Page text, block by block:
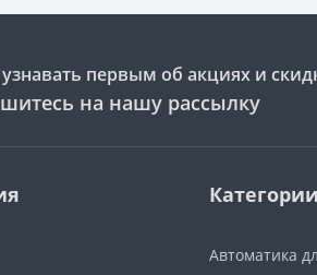
первым об акциях и
на нашу рассылку
Категории
Автоматика